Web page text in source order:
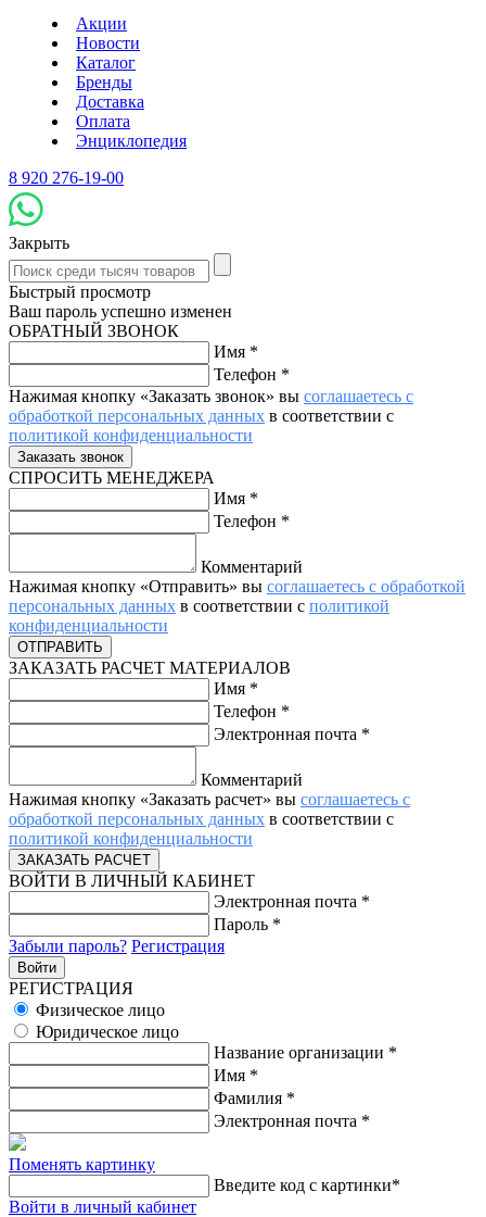
Акции
Новости
Каталог
Бренды
Доставка
Оплата
Энциклопедия
8 920 276-19-00
Закрыть
Быстрый просмотр
Ваш пароль успешно изменен
ОБРАТНЫЙ ЗВОНОК
Имя *
Телефон *
Нажимая кнопку «Заказать звонок» вы соглашаетесь с
обработкой персональных данных в соответствии с
политикой конфиденциальности
СПРОСИТЬ МЕНЕДЖЕРА
Имя *
Телефон *
Комментарий
Нажимая кнопку «Отправить» вы соглашаетесь с обработкой
персональных данных в соответствии с политикой
конфиденциальности
ЗАКАЗАТЬ РАСЧЕТ МАТЕРИАЛОВ
Имя *
Телефон *
Электронная почта *
Комментарий
Нажимая кнопку «Заказать расчет» вы соглашаетесь с
обработкой персональных данных в соответствии с
политикой конфиденциальности
ВОЙТИ В ЛИЧНЫЙ КАБИНЕТ
Электронная почта *
Пароль *
Забыли пароль? Регистрация
РЕГИСТРАЦИЯ
Физическое лицо
Юридическое лицо
Название организации *
Имя *
Фамилия *
Электронная почта *
Поменять картинку
Введите код с картинки*
Войти в личный кабинет